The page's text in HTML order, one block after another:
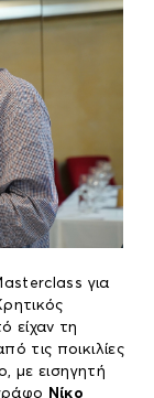
για
είχαν τη
τις ποικιλίες
με εισηγητή
Νίκο